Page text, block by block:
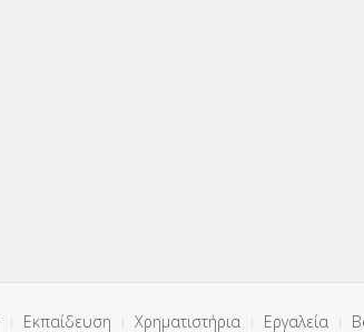
Εκπαίδευση Χρηματιστήρια Εργαλεία